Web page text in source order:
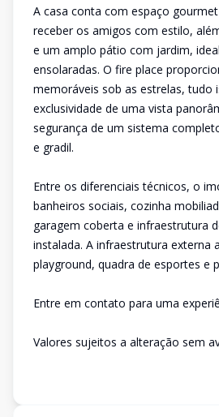
A casa conta com espaço
receber os amigos com estilo,
e um amplo pátio com jardim,
ensolaradas. O fire place
memoráveis sob as estrelas, tudo
exclusividade de uma vista
segurança de um sistema
e gradil.
Entre os diferenciais técnicos, o
banheiros sociais, cozinha
garagem coberta e infraestrutura
instalada. A infraestrutura externa
playground, quadra de esportes e
Entre em contato para uma
Valores sujeitos a alteração sem